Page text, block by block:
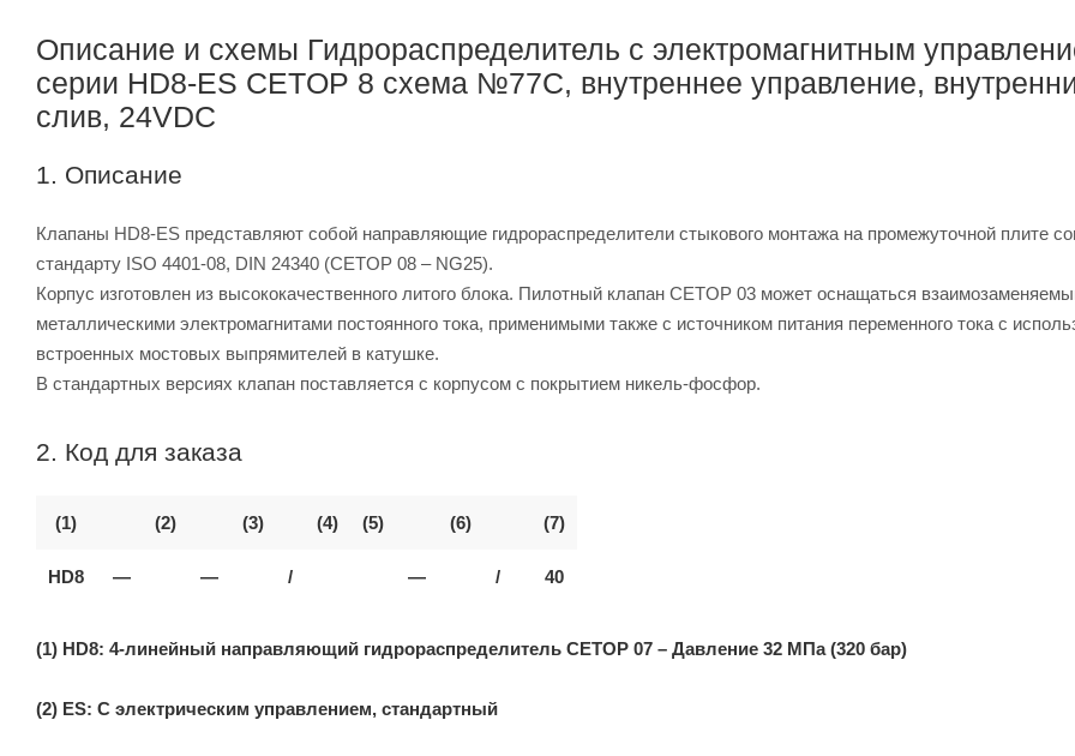
Описание и схемы Гидрораспределитель с электромагнитным
серии HD8-ES CETOP 8 схема №77C, внутреннее управление,
слив, 24VDC
1. Описание
Клапаны HD8-ES представляют собой направляющие гидрораспределители стыкового монтажа на промежуточной плите
стандарту ISO 4401-08, DIN 24340 (CETOP 08 – NG25).
Корпус изготовлен из высококачественного литого блока. Пилотный клапан CETOP 03 может оснащаться
металлическими электромагнитами постоянного тока, применимыми также с источником питания переменного тока с
встроенных мостовых выпрямителей в катушке.
В стандартных версиях клапан поставляется с корпусом с покрытием никель-фосфор.
2. Код для заказа
(1) (2) (3) (4) (5) (6) (7)
HD8 — — / — / 40
(1) HD8: 4-линейный направляющий гидрораспределитель CETOP 07 – Давление 32 МПа (320 бар)
(2) ES: С электрическим управлением, стандартный